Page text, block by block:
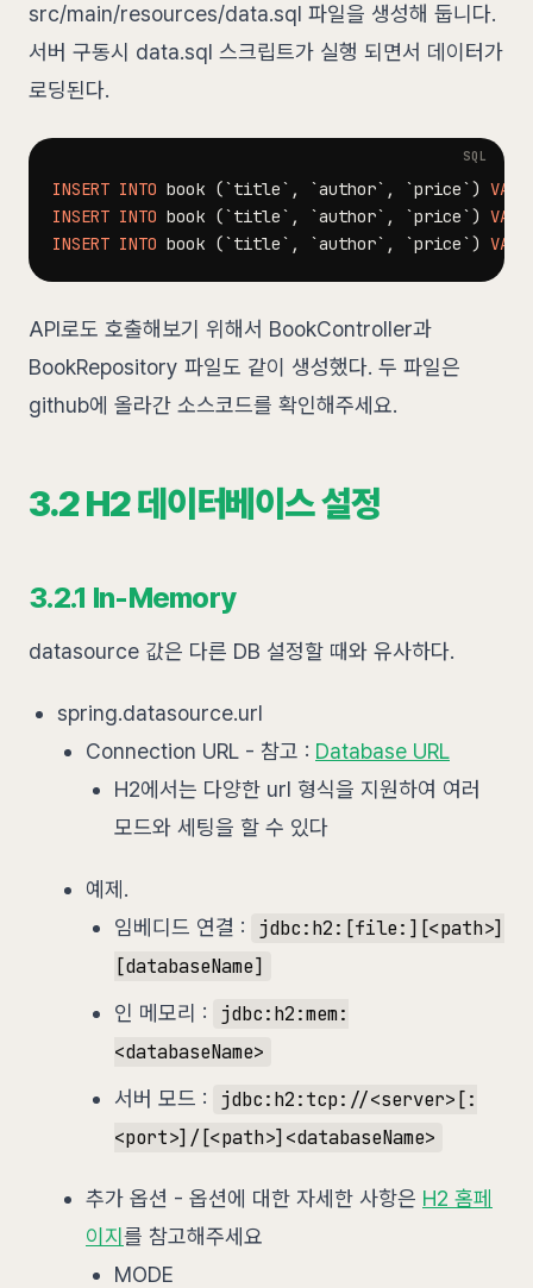
src/main/resources/data.sql 파일을 생성해 둡니다.
서버 구동시 data.sql 스크립트가 실행 되면서 데이터가
로딩된다.
INSERT INTO book (`title` , `author` , `price`)
INSERT INTO book (`title` , `author` , `price`)
INSERT INTO book (`title` , `author` , `price`)
API로도 호출해보기 위해서 BookController과
BookRepository 파일도 같이 생성했다. 두 파일은
github에 올라간 소스코드를 확인해주세요.
3.2 H2 데이터베이스 설정
3.2.1 In-Memory
datasource 값은 다른 DB 설정할 때와 유사하다.
spring.datasource.url
Connection URL - 참고 : Database URL
H2에서는 다양한 url 형식을 지원하여 여러
모드와 세팅을 할 수 있다
예제.
임베디드 연결 :
jdbc:h2:[file:][<path>]
[databaseName]
인 메모리 :
jdbc:h2:mem:
<databaseName>
서버 모드 :
jdbc:h2:tcp://<server>[:
<port>]/[<path>]<databaseName>
추가 옵션 - 옵션에 대한 자세한 사항은 H2 홈페
이지 를 참고해주세요
MODE